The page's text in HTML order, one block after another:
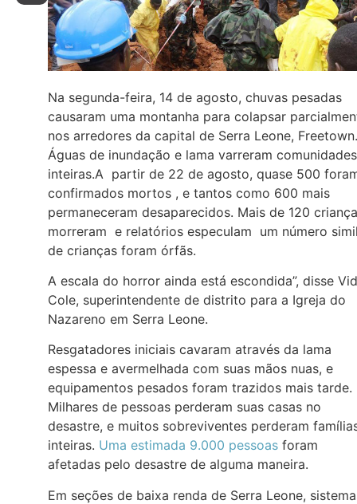
Na segunda-feira, 14 de agosto, chuvas pesadas
causaram uma montanha para colapsar
nos arredores da capital de Serra Leone, Freetown.
Águas de inundação e lama varreram comunidades
inteiras.A partir de 22 de agosto, quase 500
confirmados mortos , e tantos como 600 mais
permaneceram desaparecidos. Mais de 120
morreram e relatórios especulam um número
de crianças foram órfãs.
A escala do horror ainda está escondida”, disse
Cole, superintendente de distrito para a Igreja do
Nazareno em Serra Leone.
Resgatadores iniciais cavaram através da lama
espessa e avermelhada com suas mãos nuas, e
equipamentos pesados foram trazidos mais tarde.
Milhares de pessoas perderam suas casas no
desastre, e muitos sobreviventes perderam
inteiras. Uma estimada 9.000 pessoas foram
afetadas pelo desastre de alguma maneira.
Em seções de baixa renda de Serra Leone,